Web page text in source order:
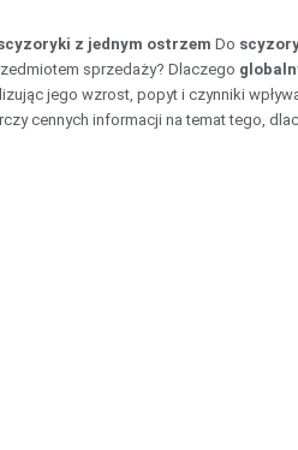
z jednym ostrzem Do
sprzedaży? Dlaczego
jego wzrost, popyt i czynniki
cennych informacji na temat tego,